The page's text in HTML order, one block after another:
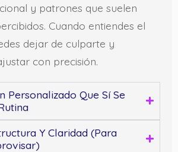
y patrones que suelen
Cuando entiendes el
dejar de culparte y
con precisión.
Personalizado Que Sí Se
Y Claridad (para